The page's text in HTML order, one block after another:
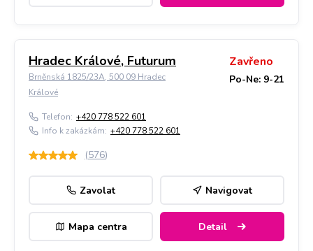
Hradec Králové, Futurum
Brněnská 1825/23A, 500 09 Hradec
Králové
Zavřeno
Po-Ne: 9-21
Telefon: +420 778 522 601
Info k zakázkám: +420 778 522 601
(576)
Zavolat Navigovat
Mapa centra Detail